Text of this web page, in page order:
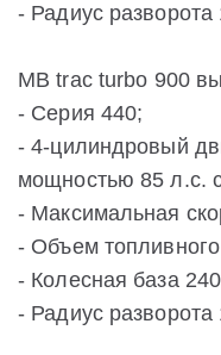
- Радиус разворота
MB trac turbo 900
- Серия 440;
- 4-цилиндровый
мощностью 85 л.с.
- Максимальная
- Объем
- Колесная база
- Радиус разворота